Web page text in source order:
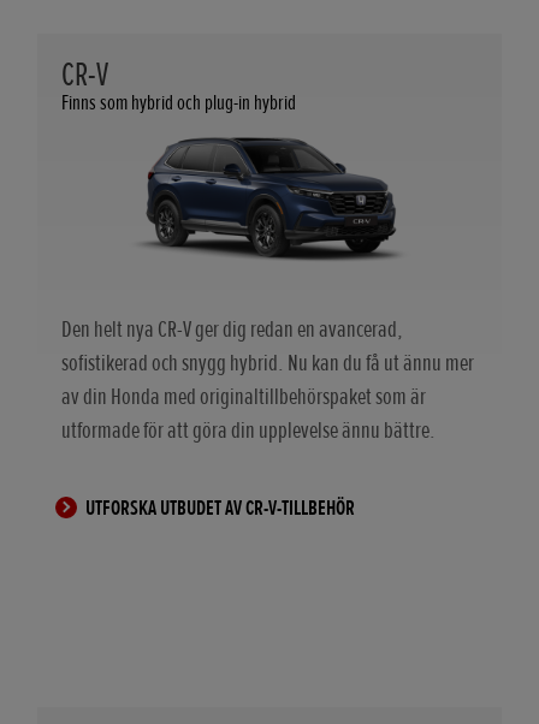
CR-V
Finns som hybrid och plug-in hybrid
Den helt nya CR-V ger dig redan en avancerad,
sofistikerad och snygg hybrid. Nu kan du få ut ännu mer
av din Honda med originaltillbehörspaket som är
utformade för att göra din upplevelse ännu bättre.
UTFORSKA UTBUDET AV CR-V-TILLBEHÖR